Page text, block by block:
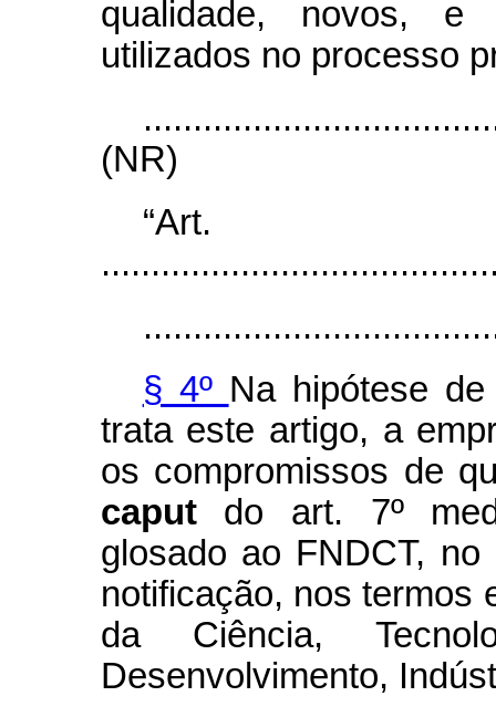
qualidade, novos,
utilizados no processo
(NR)
§ 4º Na hipótese
trata este artigo, a
os compromissos de
caput do art. 7º
glosado ao FNDCT,
notificação, nos termos
da Ciência,
Desenvolvimento,